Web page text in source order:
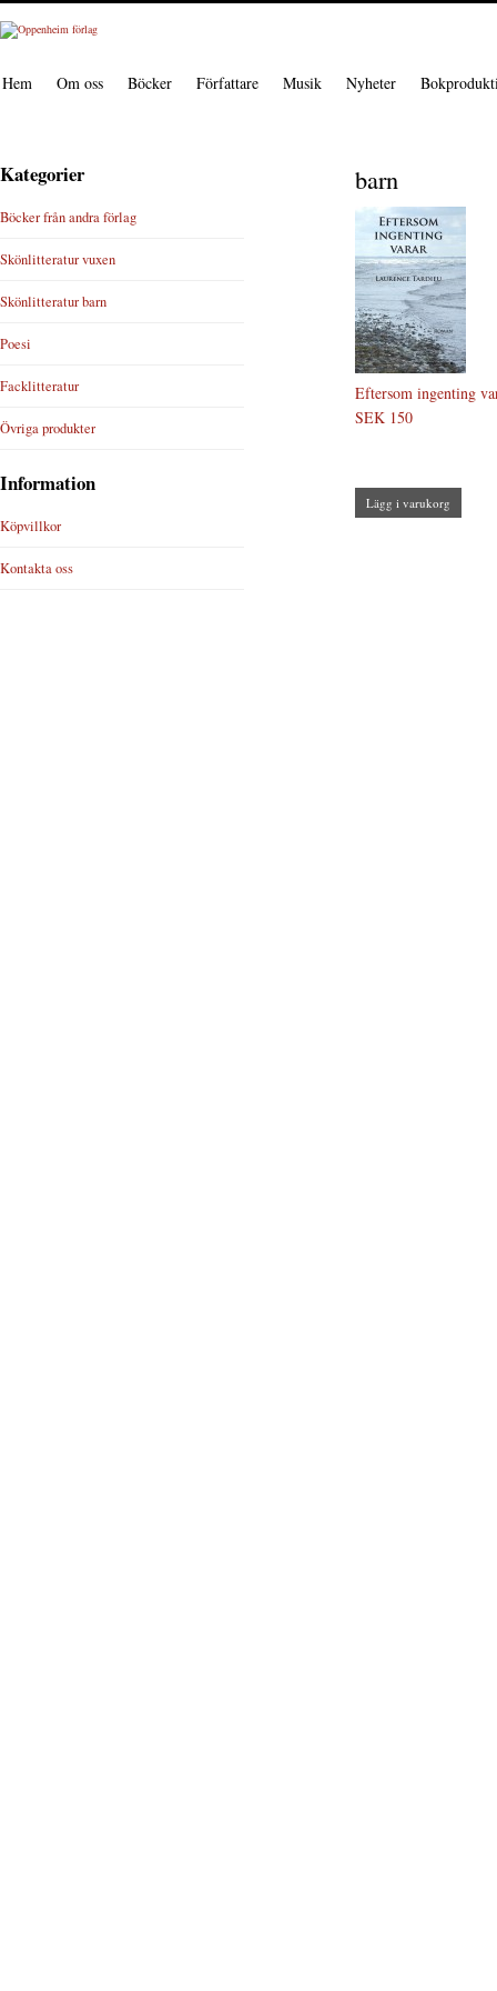
Hem Om oss Böcker Författare Musik Nyheter
barn
Eftersom ingenting
SEK 150
Lägg i varukorg
Kategorier
Böcker från andra förlag
Skönlitteratur vuxen
Skönlitteratur barn
Poesi
Facklitteratur
Övriga produkter
Information
Köpvillkor
Kontakta oss